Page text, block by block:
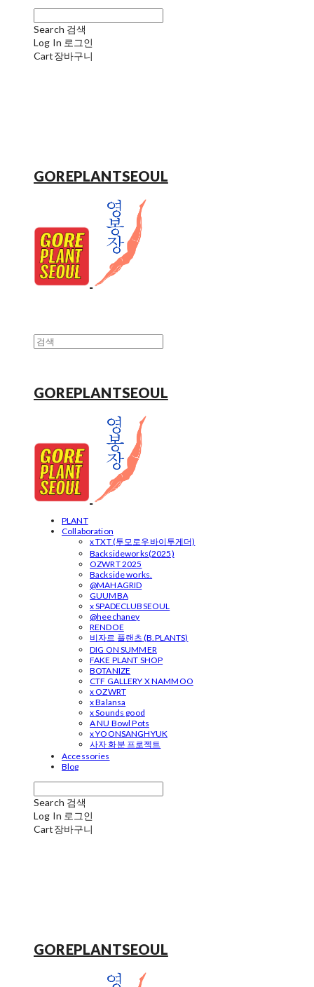
Search 검색
Log In 로그인
Cart장바구니
GOREPLANTSEOUL
GOREPLANTSEOUL
PLANT
Collaboration
x TXT (투모로우바이투게더)
Backsideworks(2025)
OZWRT 2025
Backside works.
@MAHAGRID
GUUMBA
x SPADECLUBSEOUL
@heechaney
RENDOE
비자르 플랜츠 (B.PLANTS)
DIG ON SUMMER
FAKE PLANT SHOP
BOTANIZE
CTF GALLERY X NAMMOO
x OZWRT
x Balansa
x Sounds good
A NU Bowl Pots
x YOONSANGHYUK
사자 화분 프로젝트
Accessories
Blog
Search 검색
Log In 로그인
Cart장바구니
GOREPLANTSEOUL